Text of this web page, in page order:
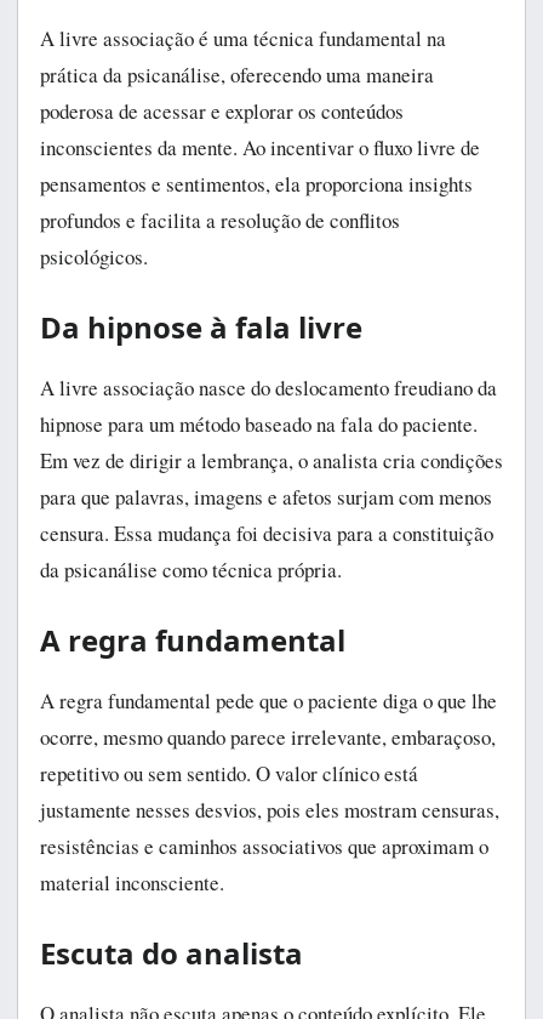
A livre associação é uma técnica fundamental na
prática da psicanálise, oferecendo uma maneira
poderosa de acessar e explorar os conteúdos
inconscientes da mente. Ao incentivar o fluxo livre de
pensamentos e sentimentos, ela proporciona insights
profundos e facilita a resolução de conflitos
psicológicos.
Da hipnose à fala livre
A livre associação nasce do deslocamento freudiano da
hipnose para um método baseado na fala do paciente.
Em vez de dirigir a lembrança, o analista cria condições
para que palavras, imagens e afetos surjam com menos
censura. Essa mudança foi decisiva para a constituição
da psicanálise como técnica própria.
A regra fundamental
A regra fundamental pede que o paciente diga o que lhe
ocorre, mesmo quando parece irrelevante, embaraçoso,
repetitivo ou sem sentido. O valor clínico está
justamente nesses desvios, pois eles mostram censuras,
resistências e caminhos associativos que aproximam o
material inconsciente.
Escuta do analista